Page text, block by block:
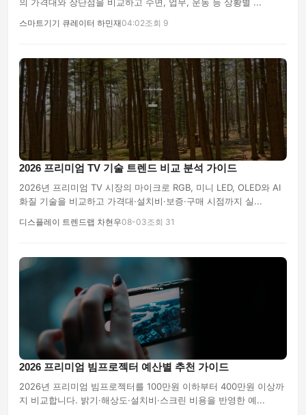
아가이야기
스마트기기 큐레이터 하민재04:02조회 9
2026 프리미엄 TV 기술 트렌드 비교 분석 가이드
2026년 프리미엄 TV 시장의 마이크로 RGB, 미니 LED, OLED와 AI
화질 기술을 비교하고 가격대·설치비·보증·구매 시점까지 실...
디스플레이 트렌드랩 차현우08-03조회 31
2026 프리미엄 빔프로젝터 예산별 추천 가이드
2026년 프리미엄 빔프로젝터를 100만원 이하부터 400만원 이상까
지 비교합니다. 밝기·해상도·설치비·스크린 비용을 반영한 예...